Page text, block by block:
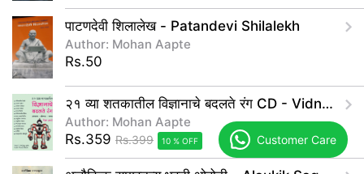
पाटणदेवी शिलालेख - Patandevi Shilalekh
Author: Mohan Aapte
Rs.50
२१ व्या शतकातील विज्ञानाचे बदलते रंग CD - Vidnyanache Badalate Rang CD
Author: Mohan Aapte
Rs.359 Rs.399 10 % OFF Customer Care